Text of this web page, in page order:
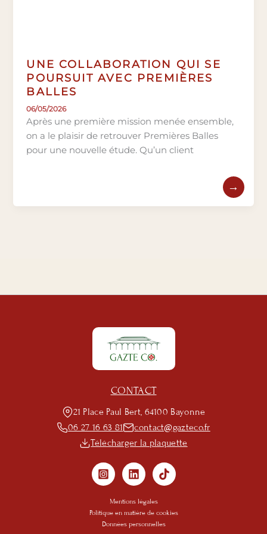
UNE COLLABORATION QUI SE
POURSUIT AVEC PREMIÈRES
BALLES
06/05/2026
Après une première mission menée ensemble,
on a le plaisir de retrouver Premières Balles
pour une nouvelle étude. Qu’un client
→
CONTACT
21 Place Paul Bert, 64100 Bayonne
06 27 16 63 81
contact@gazteco.fr
Télécharger la plaquette
Mentions légales
Politique en matière de cookies
Données personnelles